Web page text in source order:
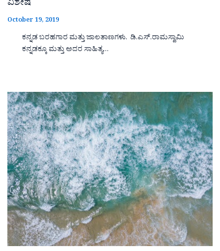
ವಿಶೇಷ
October 19, 2019
ಕನ್ನಡ ಬರಹಗಾರ ಮತ್ತು ಜಾಲತಾಣಗಳು. ಡಿ.ಎಸ್.ರಾಮಸ್ವಾಮಿ
ಕನ್ನಡಕ್ಕೂ ಮತ್ತು ಅದರ ಸಾಹಿತ್ಯ…